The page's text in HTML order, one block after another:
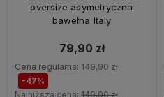
oversize asymetryczna
bawełna Italy
79,90 zł
Cena regularna: 149,90 zł
-47%
Najniższa cena: 149,90 zł